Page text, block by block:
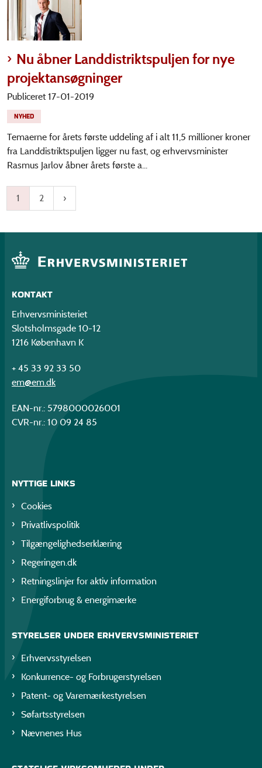
Nu åbner Landdistriktspuljen for nye
projektansøgninger
Publiceret 17-01-2019
NYHED
Temaerne for årets første uddeling af i alt 11,5 millioner kroner
fra Landdistriktspuljen ligger nu fast, og erhvervsminister
Rasmus Jarlov åbner årets første a...
1 2
KONTAKT
Erhvervsministeriet
Slotsholmsgade 10-12
1216 København K
+ 45 33 92 33 50
em@em.dk
EAN-nr.: 5798000026001
CVR-nr.: 10 09 24 85
NYTTIGE LINKS
Cookies
Privatlivspolitik
Tilgængelighedserklæring
Regeringen.dk
Retningslinjer for aktiv information
Energiforbrug & energimærke
STYRELSER UNDER ERHVERVSMINISTERIET
Erhvervsstyrelsen
Konkurrence- og Forbrugerstyrelsen
Patent- og Varemærkestyrelsen
Søfartsstyrelsen
Nævnenes Hus